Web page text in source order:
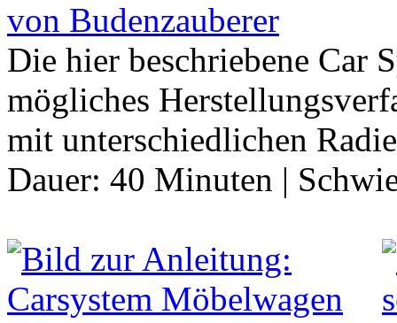
von Budenzauberer
Die hier beschriebene Car
mögliches
mit unterschiedlichen
Dauer: 40 Minuten |